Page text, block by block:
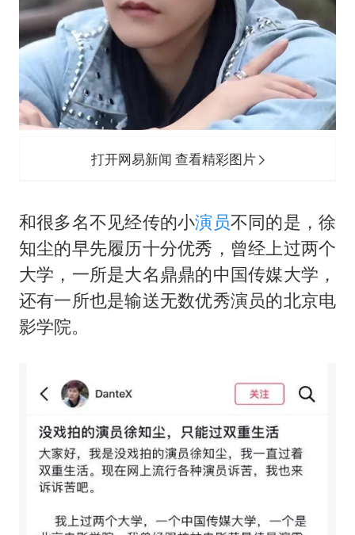
打开网易新闻 查看精彩图片
和很多名不见经传的小演员不同的是，徐
知尘的早先履历十分优秀，曾经上过两个
大学，一所是大名鼎鼎的中国传媒大学，
还有一所也是输送无数优秀演员的北京电
影学院。